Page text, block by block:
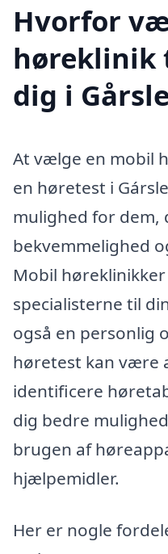
Hvorfor
høreklinik
dig i
At vælge en mobil
en høretest i
mulighed for dem,
bekvemmelighed
Mobil
specialisterne til
også en personlig
høretest kan være
identificere
dig bedre
brugen af
hjælpemidler.
Her er nogle